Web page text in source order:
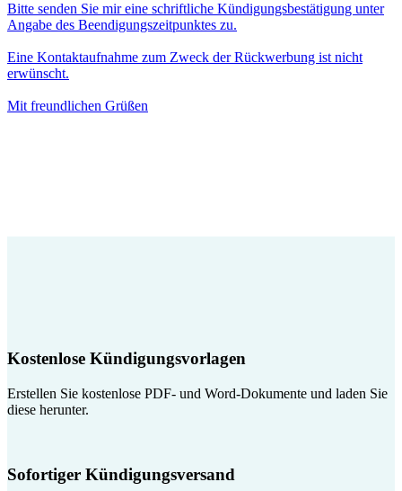
Bitte senden Sie mir eine schriftliche Kündigungsbestätigung unter
Angabe des Beendigungszeitpunktes zu.
Eine Kontaktaufnahme zum Zweck der Rückwerbung ist nicht
erwünscht.
Mit freundlichen Grüßen
Kostenlose Kündigungsvorlagen
Erstellen Sie kostenlose PDF- und Word-Dokumente und laden Sie
diese herunter.
Sofortiger Kündigungsversand